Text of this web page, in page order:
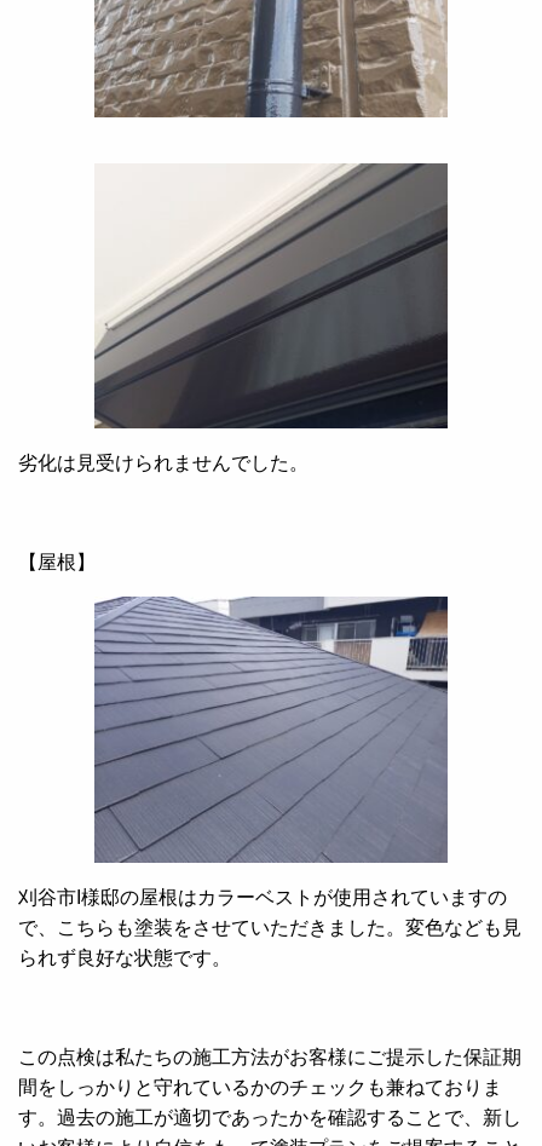
劣化は見受けられませんでした。
【屋根】
刈谷市I様邸の屋根はカラーベストが使用されていますの
で、こちらも塗装をさせていただきました。変色なども見
られず良好な状態です。
この点検は私たちの施工方法がお客様にご提示した保証期
間をしっかりと守れているかのチェックも兼ねておりま
す。過去の施工が適切であったかを確認することで、新し